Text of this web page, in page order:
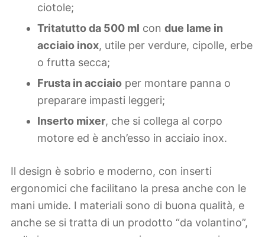
ciotole;
Tritatutto da 500 ml con due lame in
acciaio inox, utile per verdure, cipolle, erbe
o frutta secca;
Frusta in acciaio per montare panna o
preparare impasti leggeri;
Inserto mixer, che si collega al corpo
motore ed è anch’esso in acciaio inox.
Il design è sobrio e moderno, con inserti
ergonomici che facilitano la presa anche con le
mani umide. I materiali sono di buona qualità, e
anche se si tratta di un prodotto “da volantino”,